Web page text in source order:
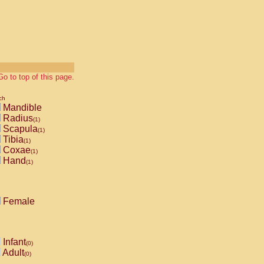
to top of this page.
Mandible
Radius(1)
Scapula(1)
Tibia(1)
Coxae(1)
Hand(1)
Female
Infant(0)
Adult(0)